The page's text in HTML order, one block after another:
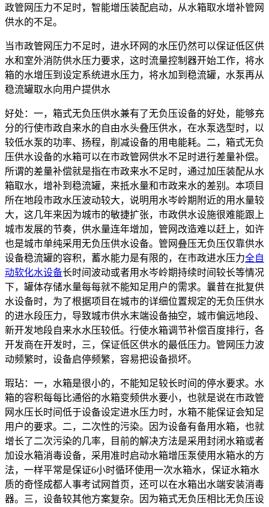
政管网压力不足时，智能增压装配启动，从水箱取水增补管网
供水的不足。
当市政管网压力不足时，进水环网的水压仍然可以保证低区供
水和室外消防供水压力要求，这时流量控制器开始工作，将水
箱的水增压到设定系统进水压力，将水加到稳流罐，水泵再从
稳流罐取水向用户提供水
好处：一，箱式无负压供水兼有了无负压设备的好处，能够充
分的行使市政自来水的自由水头叠压供水，在水泵选型时，以
较低水泵的功率、扬程，削减设备的用电能耗。二，箱式无负
压供水设备的水箱可以在市政管网供水不足时进行差量补偿。
所谓的差量补偿就是指在市政来水不足时，通过加压装配从水
箱取水，增补到稳流罐，来抵水量和市政来水的差别。本项目
所在地段市政水压波动较大，说明用水岑岭期附近的用水量较
大，这几年来因为城市的敏捷扩张，市政供水设施很难能跟上
城市发展的节奏，供水量连年增加，管网改造难以赶上，如许
也是城市单纯采用无负压供水设备。管网叠压无负压仅靠供水
设备稳流罐的容积，蓄水能力是有限的，在市政进水压力全自
动软化水设备长时间波动或者用水岑岭期持续时间较长等情况
下，罐体存储水量每每就不能知足用户的需求。曩昔在批复供
水设备时，为了根据项目在城市的详细位置规定的无负压供水
的进水段压力，导致城市供水末端设备抽空，城市偏远地段、
新开发地段自来水水压较低。行使水箱调节补偿百度排行，各
开发商在开发时，三，保证低区供水的最低压力。管网压力波
动频繁时，设备启停频繁，容易把设备损坏。
瑕玷：一，水箱是很小的，不能知足较长时间的停水要求。水
箱的容积每每比通俗的水箱变频供水要小，也就是说在市政管
网水压长时间低于设备设定进水压力时，水箱不能保证会知足
用户的要求。二，二次性的污染。因为设备有备用水箱，也就
增长了二次污染的几率，目前的解决方法是采用封闭水箱或者
加设水箱消毒设备，采用准时启动水箱增压泵使用水箱水的方
法，一样平常是保证6小时循环使用一次水箱水，保证水箱水
质的奇怪成都人事考试网首页，还可以在水箱出水端安装消毒
器。三，设备较其他方案复杂。因为箱式无负压相比无负压设